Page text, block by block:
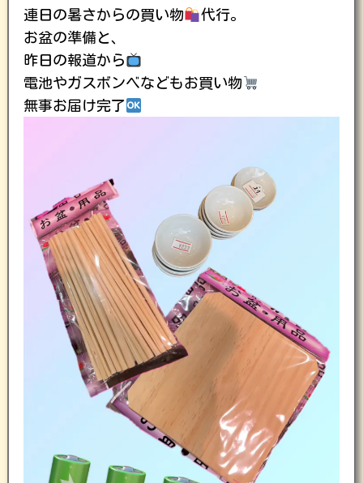
連日の暑さからの買い物
代行。
お盆の準備と、
昨日の報道から
電池やガスボンベなどもお買い物
無事お届け完了